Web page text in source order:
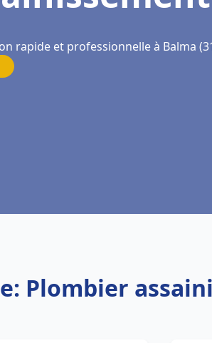
rapide et professionnelle à Balma
Plombier